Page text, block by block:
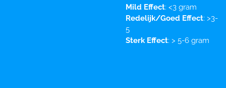
Mild Effect: <3 gram
Redelijk/Goed Effect: >3-
5
Sterk Effect: > 5-6 gram